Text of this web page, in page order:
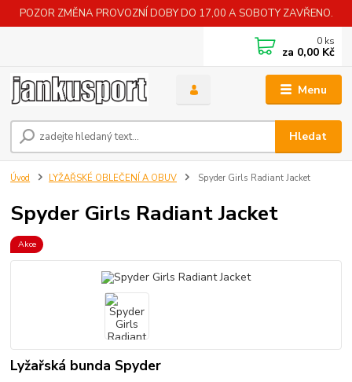
POZOR ZMĚNA PROVOZNÍ DOBY DO 17,00 A SOBOTY ZAVŘENO.
Menu
Hledat
0 ks
za 0,00 Kč
Úvod LYŽAŘSKÉ OBLEČENÍ A OBUV Spyder Girls Radiant Jacket
Spyder Girls Radiant Jacket
Akce
Lyžařská bunda Spyder